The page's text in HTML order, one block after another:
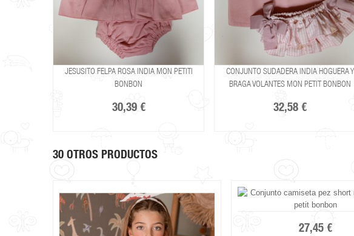
JESUSITO FELPA ROSA INDIA MON PETITI
BONBON
30,39 €
CONJUNTO SUDADERA INDIA HOGUERA Y
BRAGA VOLANTES MON PETIT BONBON
32,58 €
30 OTROS PRODUCTOS
27,45 €